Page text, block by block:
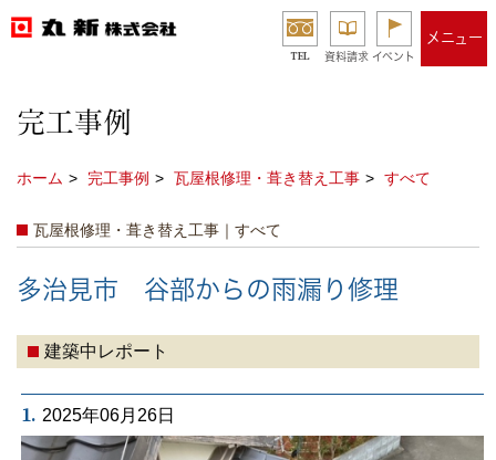
TEL 資料請求 イベント
メニュー
完工事例
ホーム 完工事例 瓦屋根修理・葺き替え工事 すべて
瓦屋根修理・葺き替え工事｜すべて
多治見市 谷部からの雨漏り修理
建築中レポート
1. 2025年06月26日